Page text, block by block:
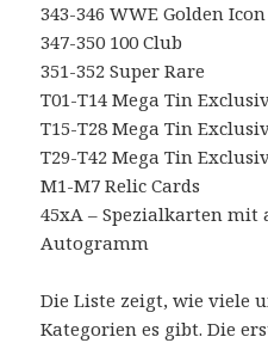
343-346 WWE Golden Icon
347-350 100 Club
351-352 Super Rare
T01-T14 Mega Tin
T15-T28 Mega Tin
T29-T42 Mega Tin
M1-M7 Relic Cards
45xA – Spezialkarten mit
Autogramm
Die Liste zeigt, wie viele
Kategorien es gibt. Die